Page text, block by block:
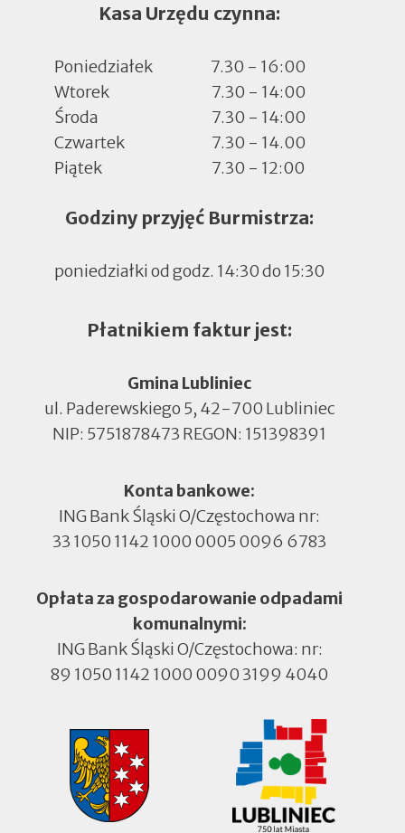
Kasa Urzędu czynna:
Poniedziałek
7.30 - 16:00
Wtorek
7.30 - 14:00
Środa
7.30 - 14:00
Czwartek
7.30 - 14.00
Piątek
7.30 - 12:00
Godziny przyjęć Burmistrza:
poniedziałki od godz. 14:30 do 15:30
Płatnikiem faktur jest:
Gmina Lubliniec
ul. Paderewskiego 5, 42-700 Lubliniec
NIP: 5751878473 REGON: 151398391
Konta bankowe:
ING Bank Śląski O/Częstochowa nr:
33 1050 1142 1000 0005 0096 6783
Opłata za gospodarowanie odpadami
komunalnymi:
ING Bank Śląski O/Częstochowa: nr:
89 1050 1142 1000 0090 3199 4040